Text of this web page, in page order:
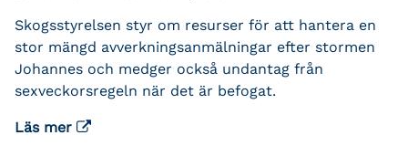
Skogsstyrelsen styr om resurser för att hantera en
stor mängd avverkningsanmälningar efter stormen
Johannes och medger också undantag från
sexveckorsregeln när det är befogat.
Läs mer